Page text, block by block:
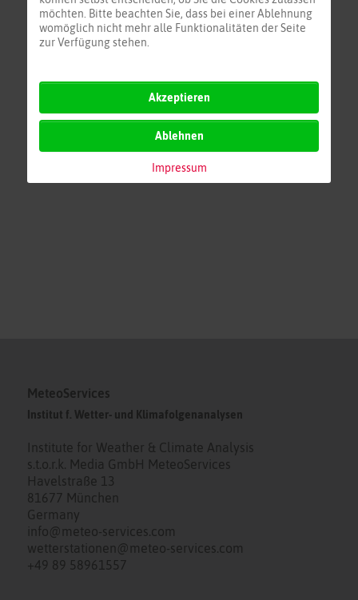
MeteoServices
Institut f. Wetter- und Klimafolgenanalysen
Institute for Weather & Climate Analysis
s.t.o.r.k. Media GmbH MeteoServices
Havelstraße 13
81677 München
Germany
info@meteo-services.com
wetterstationen@meteo-services.com
+49 89 58961557
möchten. Bitte beachten Sie, dass bei einer Ablehnung
womöglich nicht mehr alle Funktionalitäten der Seite
zur Verfügung stehen.
Akzeptieren
Ablehnen
Impressum